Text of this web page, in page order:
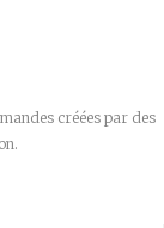
créées par des